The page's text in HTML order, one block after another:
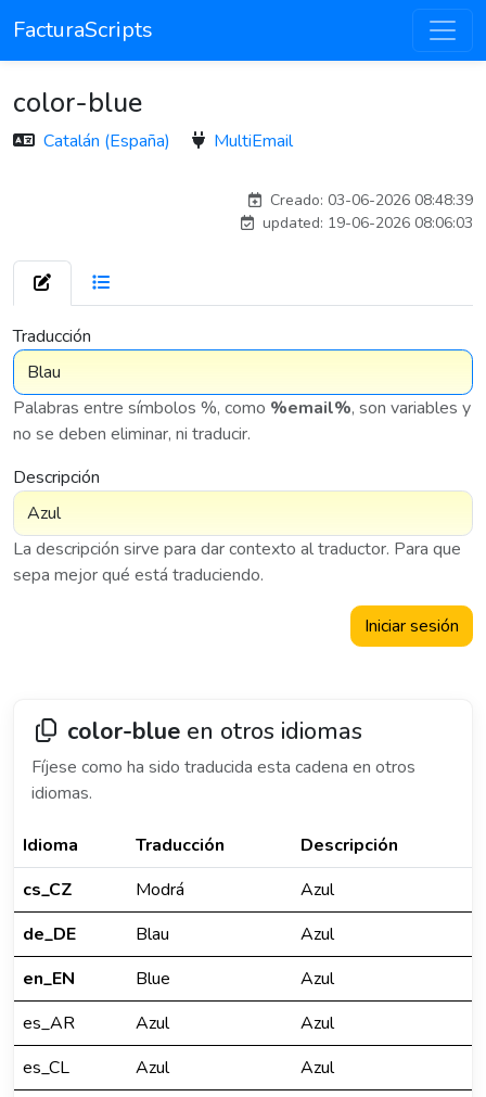
FacturaScripts
color-blue
Catalán (España) MultiEmail
Creado: 03-06-2026 08:48:39
updated: 19-06-2026 08:06:03
Traducción
Palabras entre símbolos %, como %email%, son variables y
no se deben eliminar, ni traducir.
Descripción
La descripción sirve para dar contexto al traductor. Para que
sepa mejor qué está traduciendo.
Iniciar sesión
color-blue en otros idiomas
Fíjese como ha sido traducida esta cadena en otros
idiomas.
Idioma Traducción
Descripción
cs_CZ
Modrá
Azul
de_DE
Blau
Azul
en_EN
Blue
Azul
es_AR
Azul
Azul
es_CL
Azul
Azul